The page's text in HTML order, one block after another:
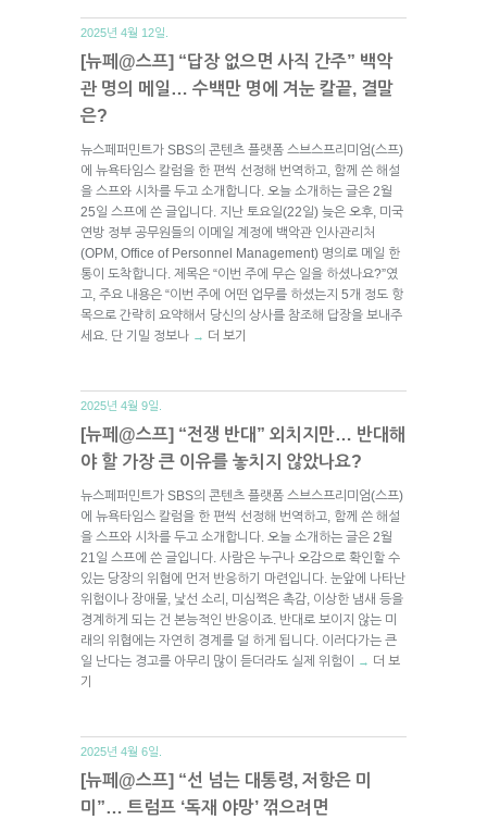
2025년 4월 12일.
[뉴페@스프] “답장 없으면 사직 간주” 백악
관 명의 메일… 수백만 명에 겨눈 칼끝, 결말
은?
뉴스페퍼민트가 SBS의 콘텐츠 플랫폼 스브스프리미엄(스프)
에 뉴욕타임스 칼럼을 한 편씩 선정해 번역하고, 함께 쓴 해설
을 스프와 시차를 두고 소개합니다. 오늘 소개하는 글은 2월
25일 스프에 쓴 글입니다. 지난 토요일(22일) 늦은 오후, 미국
연방 정부 공무원들의 이메일 계정에 백악관 인사관리처
(OPM, Office of Personnel Management) 명의로 메일 한
통이 도착합니다. 제목은 “이번 주에 무슨 일을 하셨나요?”였
고, 주요 내용은 “이번 주에 어떤 업무를 하셨는지 5개 정도 항
목으로 간략히 요약해서 당신의 상사를 참조해 답장을 보내주
세요. 단 기밀 정보나 → 더 보기
2025년 4월 9일.
[뉴페@스프] “전쟁 반대” 외치지만… 반대해
야 할 가장 큰 이유를 놓치지 않았나요?
뉴스페퍼민트가 SBS의 콘텐츠 플랫폼 스브스프리미엄(스프)
에 뉴욕타임스 칼럼을 한 편씩 선정해 번역하고, 함께 쓴 해설
을 스프와 시차를 두고 소개합니다. 오늘 소개하는 글은 2월
21일 스프에 쓴 글입니다. 사람은 누구나 오감으로 확인할 수
있는 당장의 위협에 먼저 반응하기 마련입니다. 눈앞에 나타난
위험이나 장애물, 낯선 소리, 미심쩍은 촉감, 이상한 냄새 등을
경계하게 되는 건 본능적인 반응이죠. 반대로 보이지 않는 미
래의 위협에는 자연히 경계를 덜 하게 됩니다. 이러다가는 큰
일 난다는 경고를 아무리 많이 듣더라도 실제 위험이
→ 더 보
기
2025년 4월 6일.
[뉴페@스프] “선 넘는 대통령, 저항은 미
미”… 트럼프 ‘독재 야망’ 꺾으려면